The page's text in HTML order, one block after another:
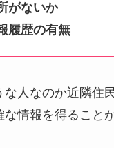
がないか
履歴の有無
な人なのか近隣住
情報を得ること